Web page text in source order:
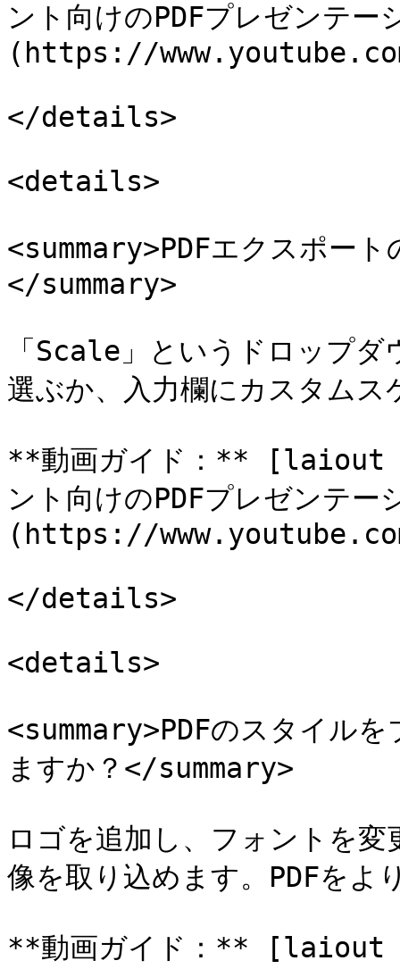
ント向けのPDFプレゼンテ
(https://
</details>
<details>
<summary>PDFエクスポー
</summary>
「Scale」というドロップ
選ぶか、入力欄にカスタムス
**動画ガイド：** [laiout
ント向けのPDFプレゼンテ
(https://
</details>
<details>
<summary>PDFのスタイル
ますか？</summary>
ロゴを追加し、フォントを
像を取り込めます。PDFをよ
**動画ガイド：** [laiout